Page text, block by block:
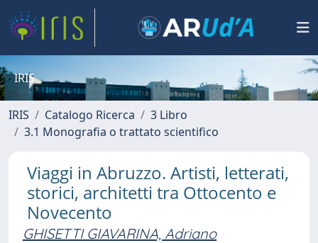
IRIS
IRIS Catalogo Ricerca
3 Libro
3.1 Monografia o trattato scientifico
Viaggi in Abruzzo. Artisti, letterati,
storici, architetti tra Ottocento e
Novecento
GHISETTI GIAVARINA, Adriano